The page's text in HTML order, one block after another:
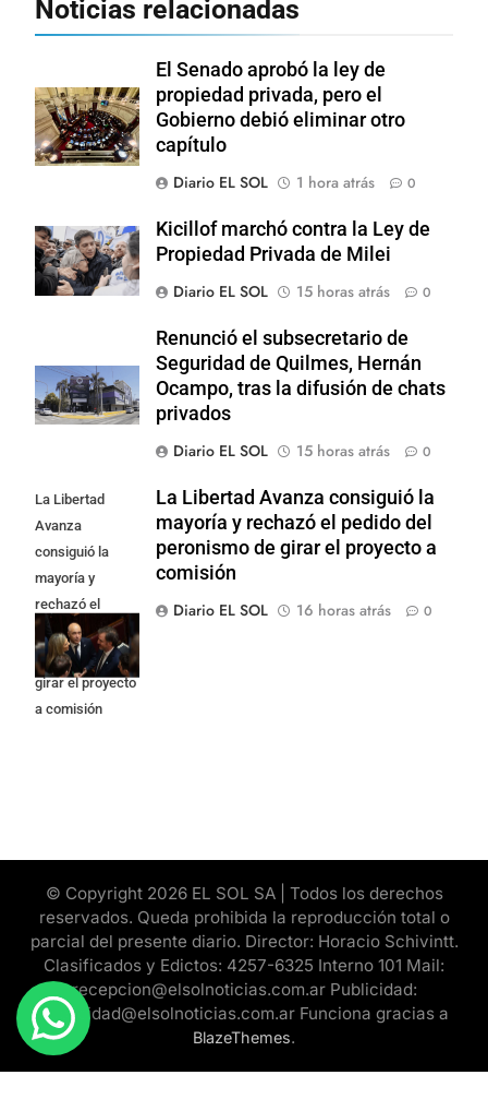
Noticias relacionadas
El Senado aprobó la ley de
propiedad privada, pero el
Gobierno debió eliminar otro
capítulo
Diario EL SOL
1 hora atrás 0
Kicillof marchó contra la Ley de
Propiedad Privada de Milei
Diario EL SOL
15 horas atrás 0
Renunció el subsecretario de
Seguridad de Quilmes, Hernán
Ocampo, tras la difusión de chats
privados
Diario EL SOL
15 horas atrás 0
La Libertad
Avanza
consiguió la
mayoría y
rechazó el
pedido del
peronismo de
girar el proyecto
a comisión
La Libertad Avanza consiguió la
mayoría y rechazó el pedido del
peronismo de girar el proyecto a
comisión
Diario EL SOL
16 horas atrás 0
© Copyright 2026 EL SOL SA | Todos los derechos
reservados. Queda prohibida la reproducción total o
parcial del presente diario. Director: Horacio Schivintt.
Clasificados y Edictos: 4257-6325 Interno 101 Mail:
recepcion@elsolnoticias.com.ar Publicidad:
publicidad@elsolnoticias.com.ar Funciona gracias a
BlazeThemes.